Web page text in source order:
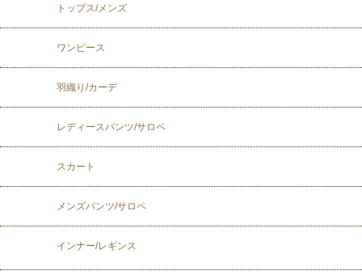
トップス/メンズ
ワンピース
羽織り/カーデ
レディースパンツ/サロペ
スカート
メンズパンツ/サロペ
インナー/レギンス